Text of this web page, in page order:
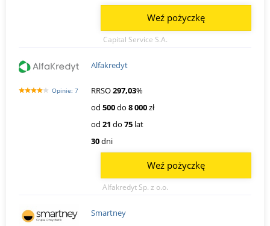
Capital Service S.A.
Weź pożyczkę
Opinie: 7
Alfakredyt
RRSO297,03%
od 500do 8 000zł
od 21 do 75 lat
30dni
Alfakredyt Sp. z o.o.
Weź pożyczkę
Smartney